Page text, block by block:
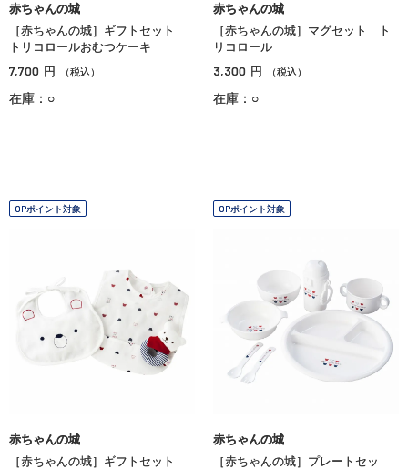
赤ちゃんの城
［赤ちゃんの城］ギフトセット
トリコロールおむつケーキ
7,700 円 （税込）
在庫：○
赤ちゃんの城
［赤ちゃんの城］マグセット ト
リコロール
3,300 円 （税込）
在庫：○
OPポイント対象
赤ちゃんの城
［赤ちゃんの城］ギフトセット
OPポイント対象
赤ちゃんの城
［赤ちゃんの城］プレートセッ